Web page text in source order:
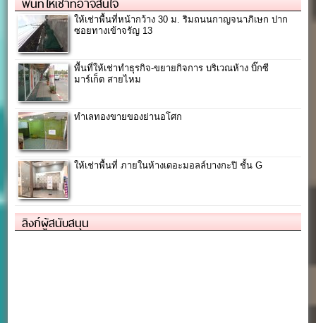
ให้เช่าพื้นที่หน้ากว้าง 30 ม. ริมถนนกาญจนาภิเษก ปาก
ซอยทางเข้าจรัญ 13
พื้นที่ให้เช่าทำธุรกิจ-ขยายกิจการ บริเวณห้าง บิ๊กซี
มาร์เก็ต สายไหม
ทำเลทองขายของย่านอโศก
ให้เช่าพื้นที่ ภายในห้างเดอะมอลล์บางกะปิ ชั้น G
ลิงก์ผู้สนับสนุน